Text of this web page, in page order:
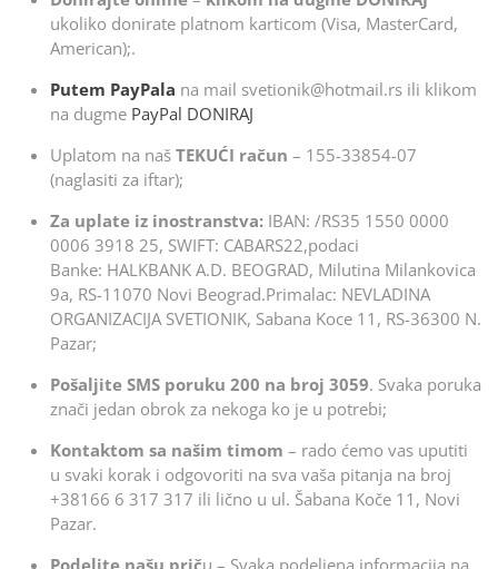
ukoliko donirate platnom karticom (Visa, MasterCard,
American);.
Putem PayPala na mail svetionik@hotmail.rs ili klikom
na dugme PayPal DONIRAJ
Uplatom na naš TEKUĆI račun – 155-33854-07
(naglasiti za iftar);
Za uplate iz inostranstva: IBAN: /RS35 1550 0000
0006 3918 25, SWIFT: CABARS22,podaci
Banke: HALKBANK A.D. BEOGRAD, Milutina Milankovica
9a, RS-11070 Novi Beograd.Primalac: NEVLADINA
ORGANIZACIJA SVETIONIK, Sabana Koce 11, RS-36300 N.
Pazar;
Pošaljite SMS poruku 200 na broj 3059. Svaka poruka
znači jedan obrok za nekoga ko je u potrebi;
Kontaktom sa našim timom – rado ćemo vas uputiti
u svaki korak i odgovoriti na sva vaša pitanja na broj
+38166 6 317 317 ili lično u ul. Šabana Koče 11, Novi
Pazar.